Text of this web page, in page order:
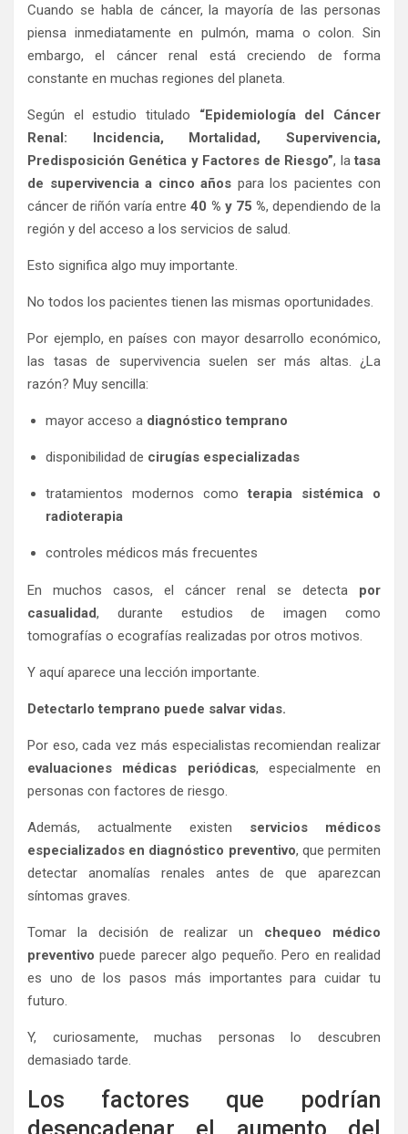
Cuando se habla de cáncer, la mayoría de las personas
piensa inmediatamente en pulmón, mama o colon. Sin
embargo, el cáncer renal está creciendo de forma
constante en muchas regiones del planeta.
Según el estudio titulado “Epidemiología del Cáncer
Renal: Incidencia, Mortalidad, Supervivencia,
Predisposición Genética y Factores de Riesgo”, latasa
de supervivencia a cinco años para los pacientes con
cáncer de riñón varía entre40 % y 75 %, dependiendo de la
región y del acceso a los servicios de salud.
Esto significa algo muy importante.
No todos los pacientes tienen las mismas oportunidades.
Por ejemplo, en países con mayor desarrollo económico,
las tasas de supervivencia suelen ser más altas. ¿La
razón? Muy sencilla:
mayor acceso a diagnóstico temprano
disponibilidad de cirugías especializadas
tratamientos modernos comoterapia sistémica o
radioterapia
controles médicos más frecuentes
En muchos casos, el cáncer renal se detecta por
casualidad, durante estudios de imagen como
tomografías o ecografías realizadas por otros motivos.
Y aquí aparece una lección importante.
Detectarlo temprano puede salvar vidas.
Por eso, cada vez más especialistas recomiendan realizar
evaluaciones médicas periódicas, especialmente en
personas con factores de riesgo.
Además, actualmente existen servicios médicos
especializados en diagnóstico preventivo, que permiten
detectar anomalías renales antes de que aparezcan
síntomas graves.
Tomar la decisión de realizar un chequeo médico
preventivo puede parecer algo pequeño. Pero en realidad
es uno de los pasos más importantes para cuidar tu
futuro.
Y, curiosamente, muchas personas lo descubren
demasiado tarde.
Los factores que podrían